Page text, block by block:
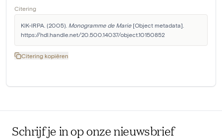
Citering
KIK-IRPA. (2005). Monogramme de Marie [Object metadata].
https://hdl.handle.net/20.500.14037/object.10150852
Citering kopiëren
Schrijf je in op onze nieuwsbrief